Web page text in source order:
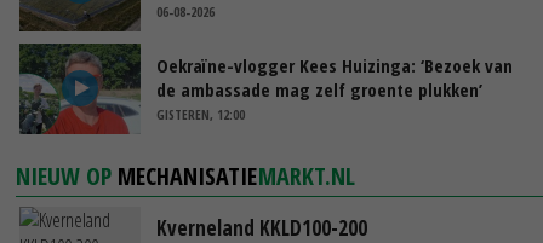
06-08-2026
Oekraïne-vlogger Kees Huizinga: ‘Bezoek van
de ambassade mag zelf groente plukken’
GISTEREN, 12:00
NIEUW OP MECHANISATIEMARKT.NL
Kverneland KKLD100-200